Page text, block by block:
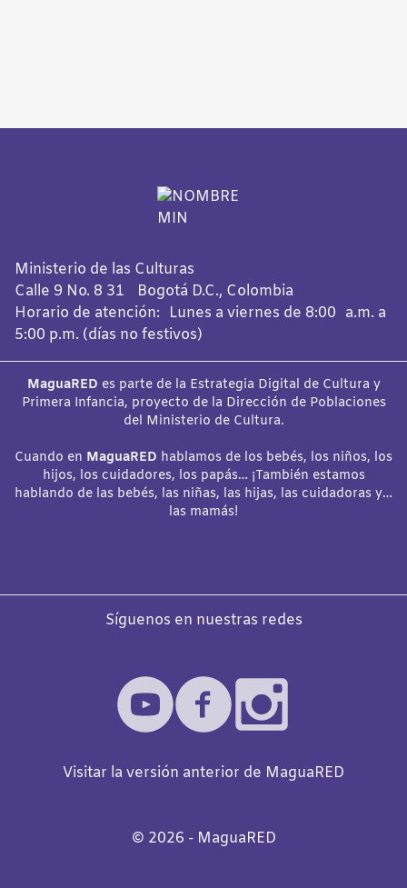
Ministerio de las Culturas
Calle 9 No. 8 31 Bogotá D.C., Colombia
Horario de atención: Lunes a viernes de 8:00 a.m. a
5:00 p.m. (días no festivos)
MaguaRED es parte de la Estrategia Digital de Cultura y
Primera Infancia, proyecto de la Dirección de Poblaciones
del Ministerio de Cultura.
Cuando en MaguaRED hablamos de los bebés, los niños, los
hijos, los cuidadores, los papás… ¡También estamos
hablando de las bebés, las niñas, las hijas, las cuidadoras y…
las mamás!
Síguenos en nuestras redes
Visitar la versión anterior de MaguaRED
©️ 2026 - MaguaRED